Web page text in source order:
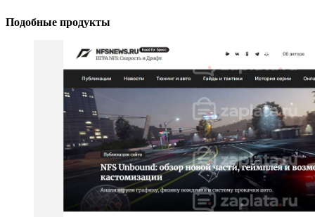
Подобные продукты